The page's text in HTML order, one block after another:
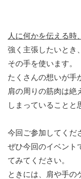
人に何かを伝える時
強く主張したいとき
その手を使います。
たくさんの想いが手
肩の周りの筋肉は絶
しまっていることと
今回ご参加してくだ
ぜひ今回のイベント
てみてください。
ときには、肩や手の